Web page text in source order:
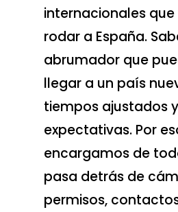
internacionales que
rodar a España.
abrumador que
llegar a un país
tiempos ajustados
expectativas. Por
encargamos de
pasa detrás de
permisos,